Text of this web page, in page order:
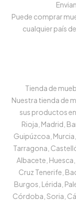
Puede comprar
cualquier país
Tienda de
Nuestra tienda de
sus productos
Rioja, Madrid,
Guipúzcoa,
Tarragona,
Albacete,
Cruz Tenerife,
Burgos, Lérida,
Córdoba, Soria,